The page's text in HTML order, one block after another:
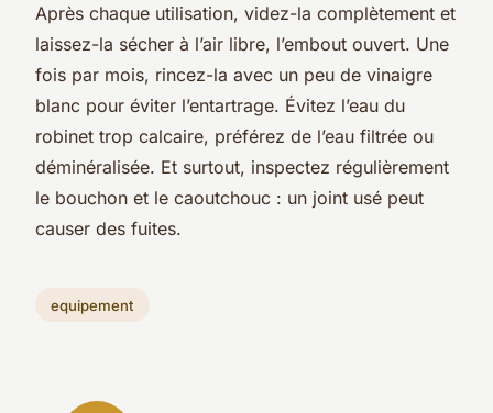
Après chaque utilisation, videz-la complètement et
laissez-la sécher à l’air libre, l’embout ouvert. Une
fois par mois, rincez-la avec un peu de vinaigre
blanc pour éviter l’entartrage. Évitez l’eau du
robinet trop calcaire, préférez de l’eau filtrée ou
déminéralisée. Et surtout, inspectez régulièrement
le bouchon et le caoutchouc : un joint usé peut
causer des fuites.
equipement